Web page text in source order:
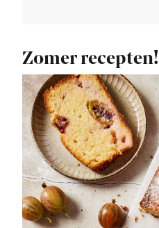
Zomer recepten!